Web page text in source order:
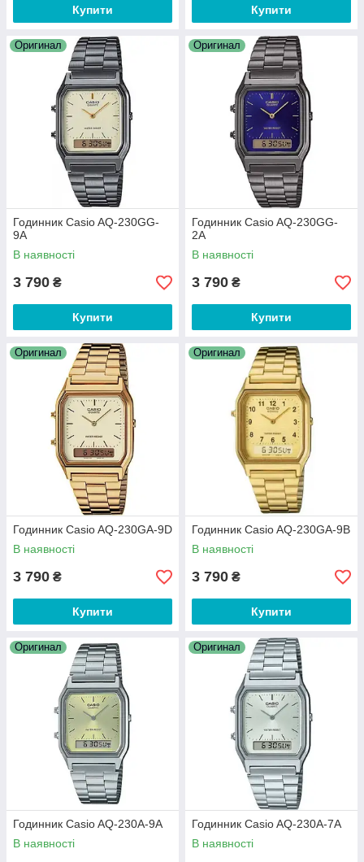
Купити Купити
Оригинал
Годинник Casio AQ-230GG-
9A
В наявності
3 790 ₴
Купити
Оригинал
Годинник Casio AQ-230GG-
2A
В наявності
3 790 ₴
Купити
Оригинал
Годинник Casio AQ-230GA-9D
В наявності
3 790 ₴
Купити
Оригинал
Годинник Casio AQ-230GA-9B
В наявності
3 790 ₴
Купити
Оригинал
Годинник Casio AQ-230A-9A
В наявності
Оригинал
Годинник Casio AQ-230A-7A
В наявності